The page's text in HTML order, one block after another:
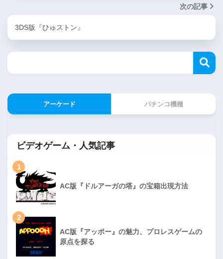
次の記事
3DS版『ひゅストン』
アーケード パチンコ機種
ビデオゲーム・人気記事
1
AC版『ドルアーガの塔』の宝箱出現方法
2
AC版『アッポー』の魅力、プロレスゲームの
原点を探る